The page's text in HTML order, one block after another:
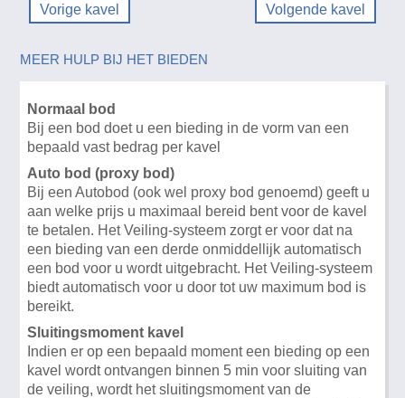
Vorige kavel Volgende kavel
MEER HULP BIJ HET BIEDEN
Normaal bod
Bij een bod doet u een bieding in de vorm van een
bepaald vast bedrag per kavel
Auto bod (proxy bod)
Bij een Autobod (ook wel proxy bod genoemd) geeft u
aan welke prijs u maximaal bereid bent voor de kavel
te betalen. Het Veiling-systeem zorgt er voor dat na
een bieding van een derde onmiddellijk automatisch
een bod voor u wordt uitgebracht. Het Veiling-systeem
biedt automatisch voor u door tot uw maximum bod is
bereikt.
Sluitingsmoment kavel
Indien er op een bepaald moment een bieding op een
kavel wordt ontvangen binnen 5 min voor sluiting van
de veiling, wordt het sluitingsmoment van de